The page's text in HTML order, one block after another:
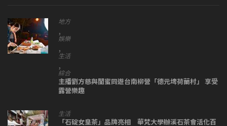
地方
,
娛樂
,
生活
,
綜合
主播劉方慈與閨蜜同遊台南柳營「德元埤荷蘭村」 享受
露營樂趣
生活
「石碇女皇茶」品牌亮相 華梵大學辦溪石茶會活化百